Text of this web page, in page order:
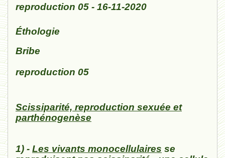
reproduction 05 - 16-11-2020
Éthologie
Bribe
reproduction 05
Scissiparité, reproduction sexuée et
parthénogenèse
1) - Les vivants monocellulaires se